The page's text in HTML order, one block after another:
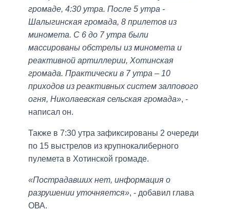
громаде, 4:30 утра. После 5 утра -
Шалыгинская громада, 8 прилетов из
миномета. С 6 до 7 утра были
массированы обстрелы из миномета и
реактивной артиллерии, Хотинская
громада. Практически в 7 утра – 10
приходов из реактивных систем залпового
огня, Николаевская сельская громада», -
написал он.
Также в 7:30 утра зафиксированы 2 очереди
по 15 выстрелов из крупнокалиберного
пулемета в Хотинской громаде.
«Пострадавших нет, информация о
разрушении уточняется», - добавил глава
ОВА.